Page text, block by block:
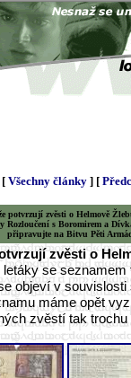
Všechny články ] [
potvrzují zvěsti o Helmově
Rozloučení s Boromirem a
připravujte na Bitvu Pěti
zvěsti o
se seznamem
objeví v
máme opět
zvěstí tak trochu